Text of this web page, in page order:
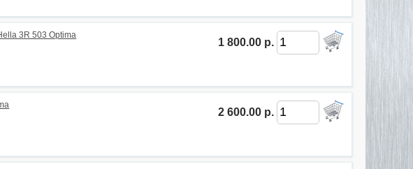
1 800.00 р.
3R 503 Optima
2 600.00 р.